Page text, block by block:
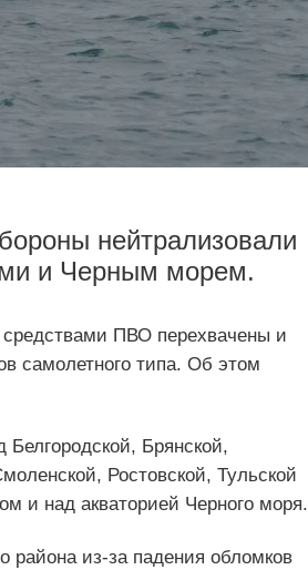
нейтрализовали
и Черным морем.
ПВО перехвачены и
самолетного типа. Об этом
Брянской,
Ростовской, Тульской
и над акваторией Черного моря.
района из-за падения обломков